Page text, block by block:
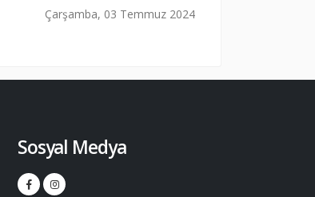
Çarşamba, 03 Temmuz 2024
Sosyal Medya